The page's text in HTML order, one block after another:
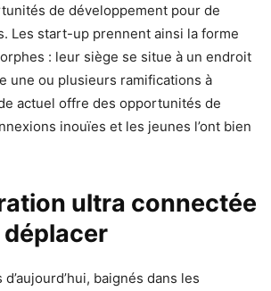
de développement pour de
Les start-up prennent ainsi la forme
: leur siège se situe à un endroit
une ou plusieurs ramifications à
actuel offre des opportunités de
inouïes et les jeunes l’ont bien
ultra connectée
déplacer
baignés dans les